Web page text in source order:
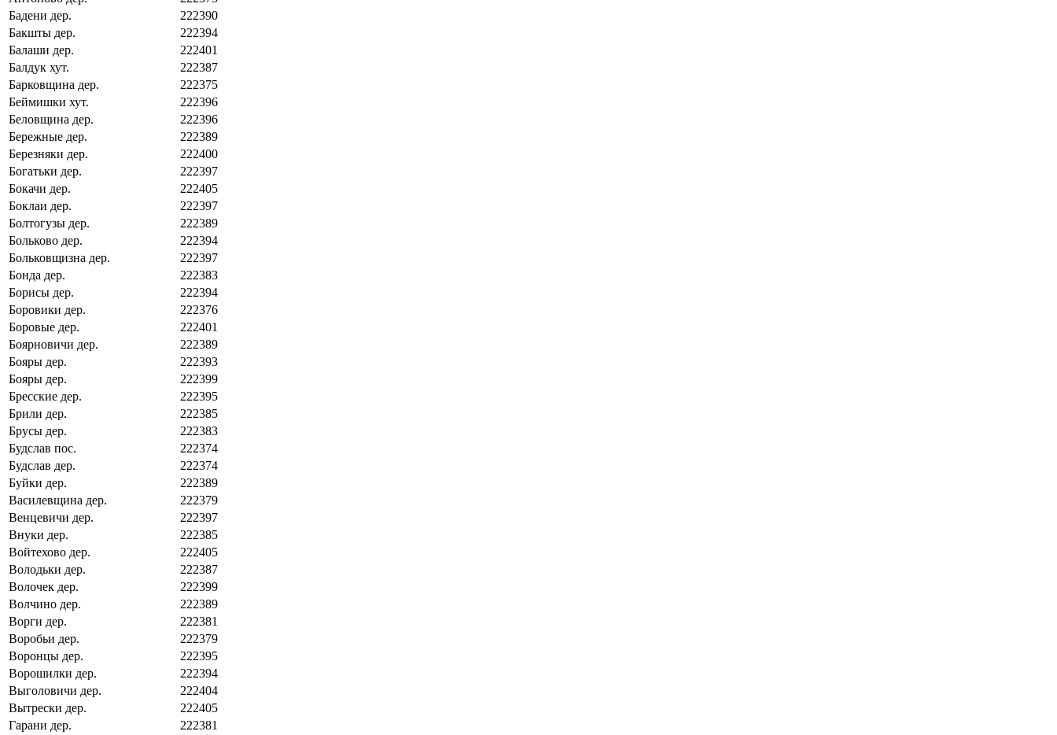
Бадени дер.
222390
Бакшты дер.
222394
Балаши дер.
222401
Балдук хут.
222387
Барковщина дер.
222375
Беймишки хут.
222396
Беловщина дер.
222396
Бережные дер.
222389
Березняки дер.
222400
Богатьки дер.
222397
Бокачи дер.
222405
Боклаи дер.
222397
Болтогузы дер.
222389
Больково дер.
222394
Больковщизна дер.
222397
Бонда дер.
222383
Борисы дер.
222394
Боровики дер.
222376
Боровые дер.
222401
Боярновичи дер.
222389
Бояры дер.
222393
Бояры дер.
222399
Бресские дер.
222395
Брили дер.
222385
Брусы дер.
222383
Будслав пос.
222374
Будслав дер.
222374
Буйки дер.
222389
Василевщина дер.
222379
Венцевичи дер.
222397
Внуки дер.
222385
Войтехово дер.
222405
Володьки дер.
222387
Волочек дер.
222399
Волчино дер.
222389
Ворги дер.
222381
Воробьи дер.
222379
Воронцы дер.
222395
Ворошилки дер.
222394
Выголовичи дер.
222404
Вытрески дер.
222405
Гарани дер.
222381